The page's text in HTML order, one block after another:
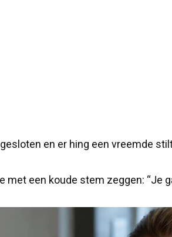
en er hing een vreemde
met een koude stem zeggen: “Je